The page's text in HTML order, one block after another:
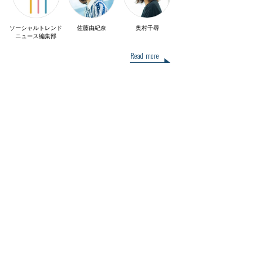
ソーシャルトレンド
ニュース編集部
佐藤由紀奈 奥村千尋
Read more